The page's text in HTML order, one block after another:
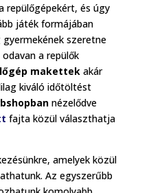
repülőgépekért, és úgy
játék formájában
szeretne
a repülők
makettekakár
kiváló időtöltést
nézelődve
fajta közül választhatja
amelyek közül
Az egyszerűbb